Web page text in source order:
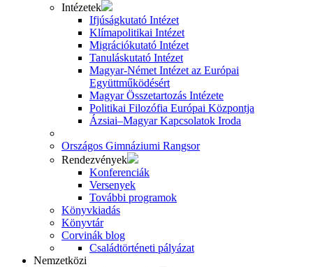
Intézetek
Ifjúságkutató Intézet
Klímapolitikai Intézet
Migrációkutató Intézet
Tanuláskutató Intézet
Magyar-Német Intézet az Európai
Együttműködésért
Magyar Összetartozás Intézete
Politikai Filozófia Európai Központja
Ázsiai–Magyar Kapcsolatok Iroda
Országos Gimnáziumi Rangsor
Rendezvények
Konferenciák
Versenyek
További programok
Könyvkiadás
Könyvtár
Corvinák blog
Családtörténeti pályázat
Nemzetközi